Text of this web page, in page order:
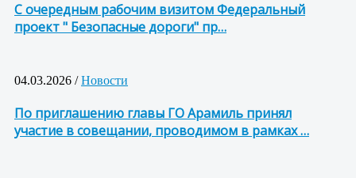
С очередным рабочим визитом Федеральный
проект " Безопасные дороги" пр…
04.03.2026 /Новости
По приглашению главы ГО Арамиль принял
участие в совещании, проводимом в рамках …